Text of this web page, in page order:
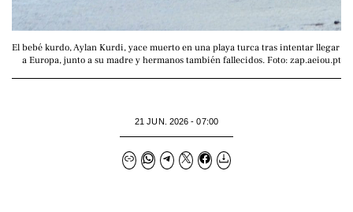
El bebé kurdo, Aylan Kurdi, yace muerto en una playa turca tras intentar llegar
a Europa, junto a su madre y hermanos también fallecidos. Foto: zap.aeiou.pt
21 JUN. 2026 - 07:00